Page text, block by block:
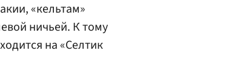
«кельтам»
ничьей. К тому
на «Селтик